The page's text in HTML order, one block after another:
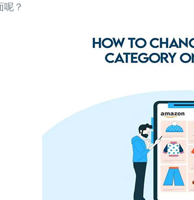
呢？